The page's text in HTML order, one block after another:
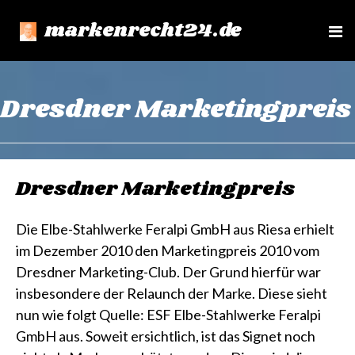
markenrecht24.de
e
Dresdner Marketingpreis
Dresdner Marketingpreis
Die Elbe-Stahlwerke Feralpi GmbH aus Riesa erhielt
im Dezember 2010 den Marketingpreis 2010 vom
Dresdner Marketing-Club. Der Grund hierfür war
insbesondere der Relaunch der Marke. Diese sieht
nun wie folgt Quelle: ESF Elbe-Stahlwerke Feralpi
GmbH aus. Soweit ersichtlich, ist das Signet noch